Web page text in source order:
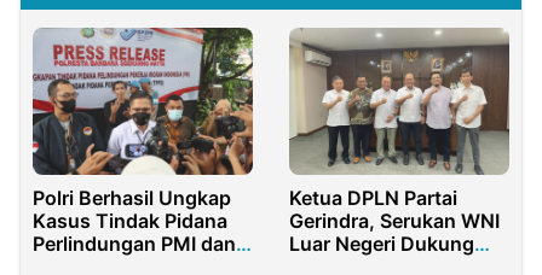
Polri Berhasil Ungkap
Kasus Tindak Pidana
Perlindungan PMI dan
Ketua DPLN Partai
Gerindra, Serukan WNI
Luar Negeri Dukung